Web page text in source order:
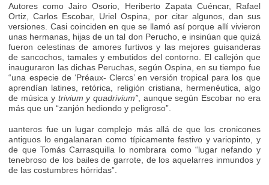
Autores como Jairo Osorio, Heriberto Zapata Cuéncar, Rafael
Ortiz, Carlos Escobar, Uriel Ospina, por citar algunos, dan sus
versiones. Casi coinciden en que se llamó así porque allí vivieron
unas hermanas, hijas de un tal don Perucho, e insinúan que quizá
fueron celestinas de amores furtivos y las mejores guisanderas
de sancochos, tamales y embutidos del contorno. El callejón que
inauguraron las dichas Peruchas, según Ospina, en su tiempo fue
“una especie de ‘Préaux- Clercs’ en versión tropical para los que
aprendían latines, retórica, religión cristiana, hermenéutica, algo
de música y trivium y quadrivium” , aunque según Escobar no era
más que un “zanjón hediondo y peligroso”.
uanteros fue un lugar complejo más allá de que los cronicones
antiguos lo engalanaran como típicamente festivo y variopinto, y
de que Tomás Carrasquilla lo nombrara como “lugar nefando y
tenebroso de los bailes de garrote, de los aquelarres inmundos y
de las costumbres hórridas”.